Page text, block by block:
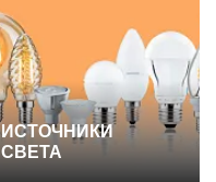
ИСТОЧНИКИ
СВЕТА